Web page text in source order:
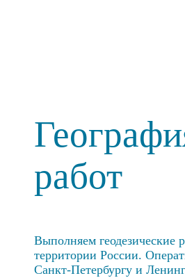
работ
Выполняем геодезические
территории России.
Санкт-Петербургу и